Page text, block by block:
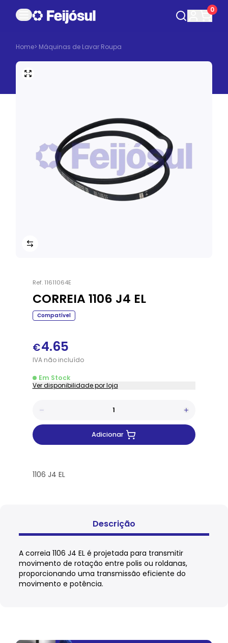
0
Home> Máquinas de Lavar Roupa
Ref. 11611064E
CORREIA 1106 J4 EL
Compatível
€4.65
IVAnãoincluído
Em Stock
Ver disponibilidade por loja
Adicionar
1106 J4 EL
Descrição
A correia 1106 J4 EL é projetada para transmitir
movimento de rotação entre polis ou roldanas,
proporcionando uma transmissão eficiente do
movimento e potência.